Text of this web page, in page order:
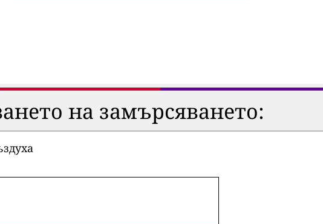
на замърсяването: